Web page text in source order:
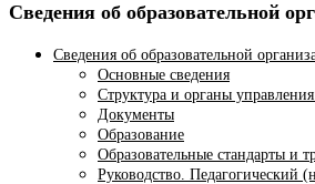
Сведения об образовательной
Сведения об образовательной
Основные сведения
Структура и органы
Документы
Образование
Образовательные стандарты и
Руководство. Педагогический